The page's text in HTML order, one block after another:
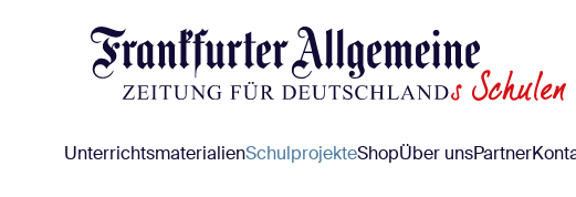
UnterrichtsmaterialienSchulprojekteShopÜber unsPartner